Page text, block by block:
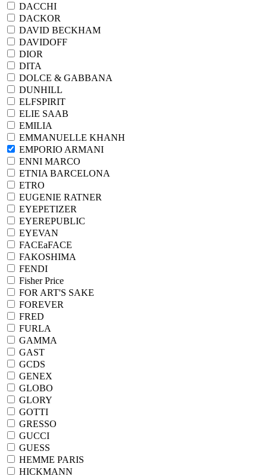
DACCHI
DACKOR
DAVID BECKHAM
DAVIDOFF
DIOR
DITA
DOLCE & GABBANA
DUNHILL
ELFSPIRIT
ELIE SAAB
EMILIA
EMMANUELLE KHANH
EMPORIO ARMANI
ENNI MARCO
ETNIA BARCELONA
ETRO
EUGENIE RATNER
EYEPETIZER
EYEREPUBLIC
EYEVAN
FACEaFACE
FAKOSHIMA
FENDI
Fisher Price
FOR ART'S SAKE
FOREVER
FRED
FURLA
GAMMA
GAST
GCDS
GENEX
GLOBO
GLORY
GOTTI
GRESSO
GUCCI
GUESS
HEMME PARIS
HICKMANN